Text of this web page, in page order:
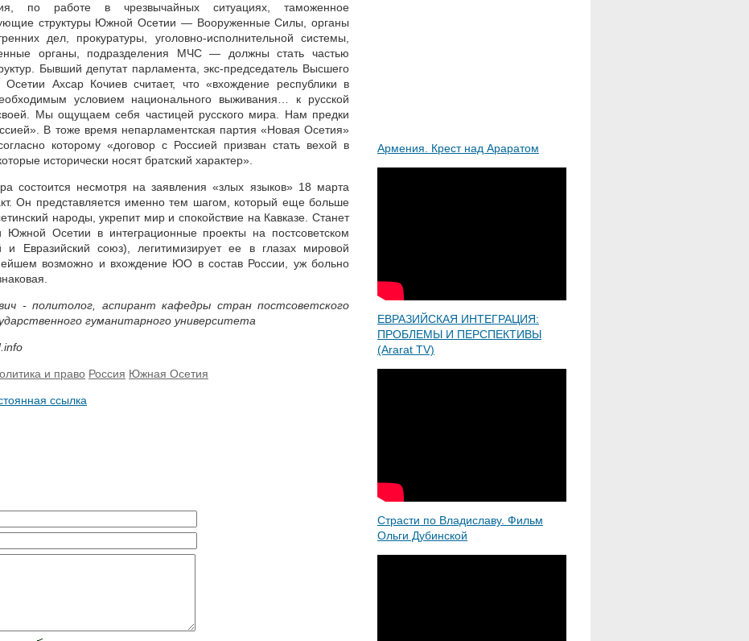
по работе в чрезвычайных ситуациях, таможенное
структуры Южной Осетии — Вооруженные Силы, органы
дел, прокуратуры, уголовно-исполнительной системы,
органы, подразделения МЧС — должны стать частью
Бывший депутат парламента, экс-председатель Высшего
Ахсар Кочиев считает, что «вхождение республики в
условием национального выживания… к русской
своей. Мы ощущаем себя частицей русского мира. Нам предки
В тоже время непарламентская партия «Новая Осетия»
которому «договор с Россией призван стать вехой в
исторически носят братский характер».
состоится несмотря на заявления «злых языков» 18 марта
Он представляется именно тем шагом, который еще больше
народы, укрепит мир и спокойствие на Кавказе. Станет
Осетии в интеграционные проекты на постсоветском
и Евразийский союз), легитимизирует ее в глазах мировой
возможно и вхождение ЮО в состав России, уж больно
- политолог, аспирант кафедры стран постсоветского
гуманитарного университета
и право Россия Южная Осетия
ссылка
Армения. Крест над Араратом
ЕВРАЗИЙСКАЯ ИНТЕГРАЦИЯ:
ПРОБЛЕМЫ И ПЕРСПЕКТИВЫ
(Ararat TV)
Страсти по Владиславу. Фильм
Ольги Дубинской